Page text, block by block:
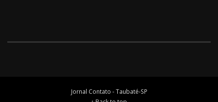
Jornal Contato - Taubaté-SP